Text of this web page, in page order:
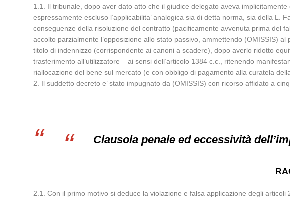
1.1. Il tribunale, dopo aver dato atto che il giudice delegato aveva
espressamente escluso l’applicabilita’ analogica sia di detta norma, sia della
conseguenze della risoluzione del contratto (pacificamente avvenuta prima del
accolto parzialmente l’opposizione allo stato passivo, ammettendo (OMISSIS)
titolo di indennizzo (corrispondente ai canoni a scadere), dopo averlo ridotto
trasferimento all’utilizzatore – ai sensi dell’articolo 1384 c.c., ritenendo
riallocazione del bene sul mercato (e con obbligo di pagamento alla curatela
2. Il suddetto decreto e’ stato impugnato da (OMISSIS) con ricorso affidato a
Clausola penale ed eccessività
2.1. Con il primo motivo si deduce la violazione e falsa applicazione degli